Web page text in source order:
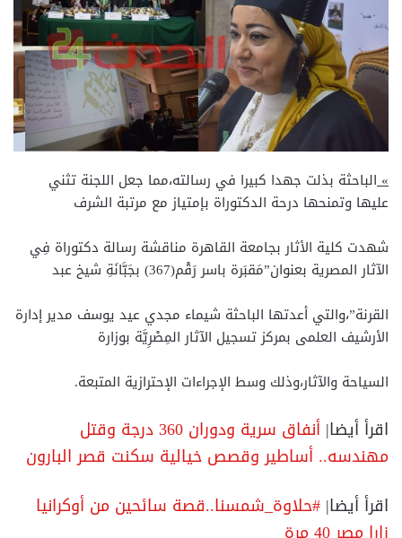
»الباحثة بذلت جهدا كبيرا في رسالته،مما جعل اللجنة تثني
عليها وتمنحها درحة الدكتوراة بإمتياز مع مرتبة الشرف
شهدت كلية الأثار بجامعة القاهرة مناقشة رسالة دكتوراة فِي
الآثار المصرية بعنوان”مَقبَرة باسر رَقْم(367) بجَبَّانَةِ شيخ عبد
القرنة”،والتي أعدتها الباحثة شيماء مجدي عيد يوسف مدير إدارة
الأرشيف العلمى بمركز تسجيل الآثار المِصْرِيَّة بوزارة
السياحة والآثار،وذلك وسط الإجراءات الإحترازية المتبعة.
اقرأ أيضا|
أنفاق سرية ودوران 360 درجة وقتل
مهندسه.. أساطير وقصص خيالية سكنت قصر البارون
اقرأ أيضا| #حلاوة_شمسنا..قصة سائحين من أوكرانيا